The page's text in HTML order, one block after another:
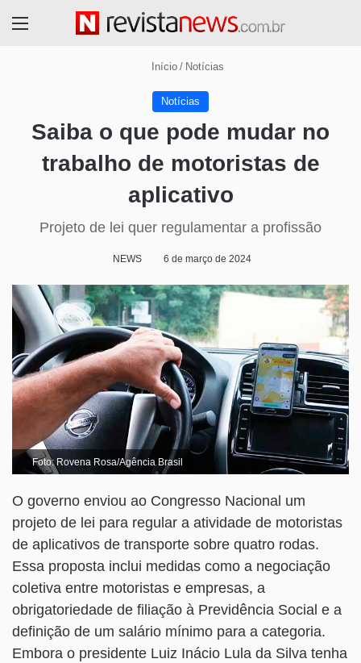
Início / Notícias
Notícias
Saiba o que pode mudar no
trabalho de motoristas de
aplicativo
Projeto de lei quer regulamentar a profissão
NEWS 6 de março de 2024
Foto: Rovena Rosa/Agência Brasil
O governo enviou ao Congresso Nacional um
projeto de lei para regular a atividade de motoristas
de aplicativos de transporte sobre quatro rodas.
Essa proposta inclui medidas como a negociação
coletiva entre motoristas e empresas, a
obrigatoriedade de filiação à Previdência Social e a
definição de um salário mínimo para a categoria.
Embora o presidente Luiz Inácio Lula da Silva tenha